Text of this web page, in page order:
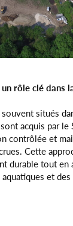
rôle clé dans
situés
acquis par le
contrôlée et
Cette
durable tout en
et des